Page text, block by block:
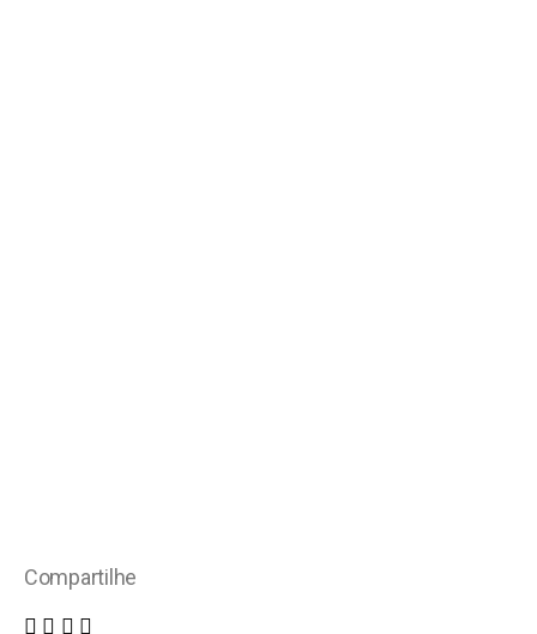
Compartilhe